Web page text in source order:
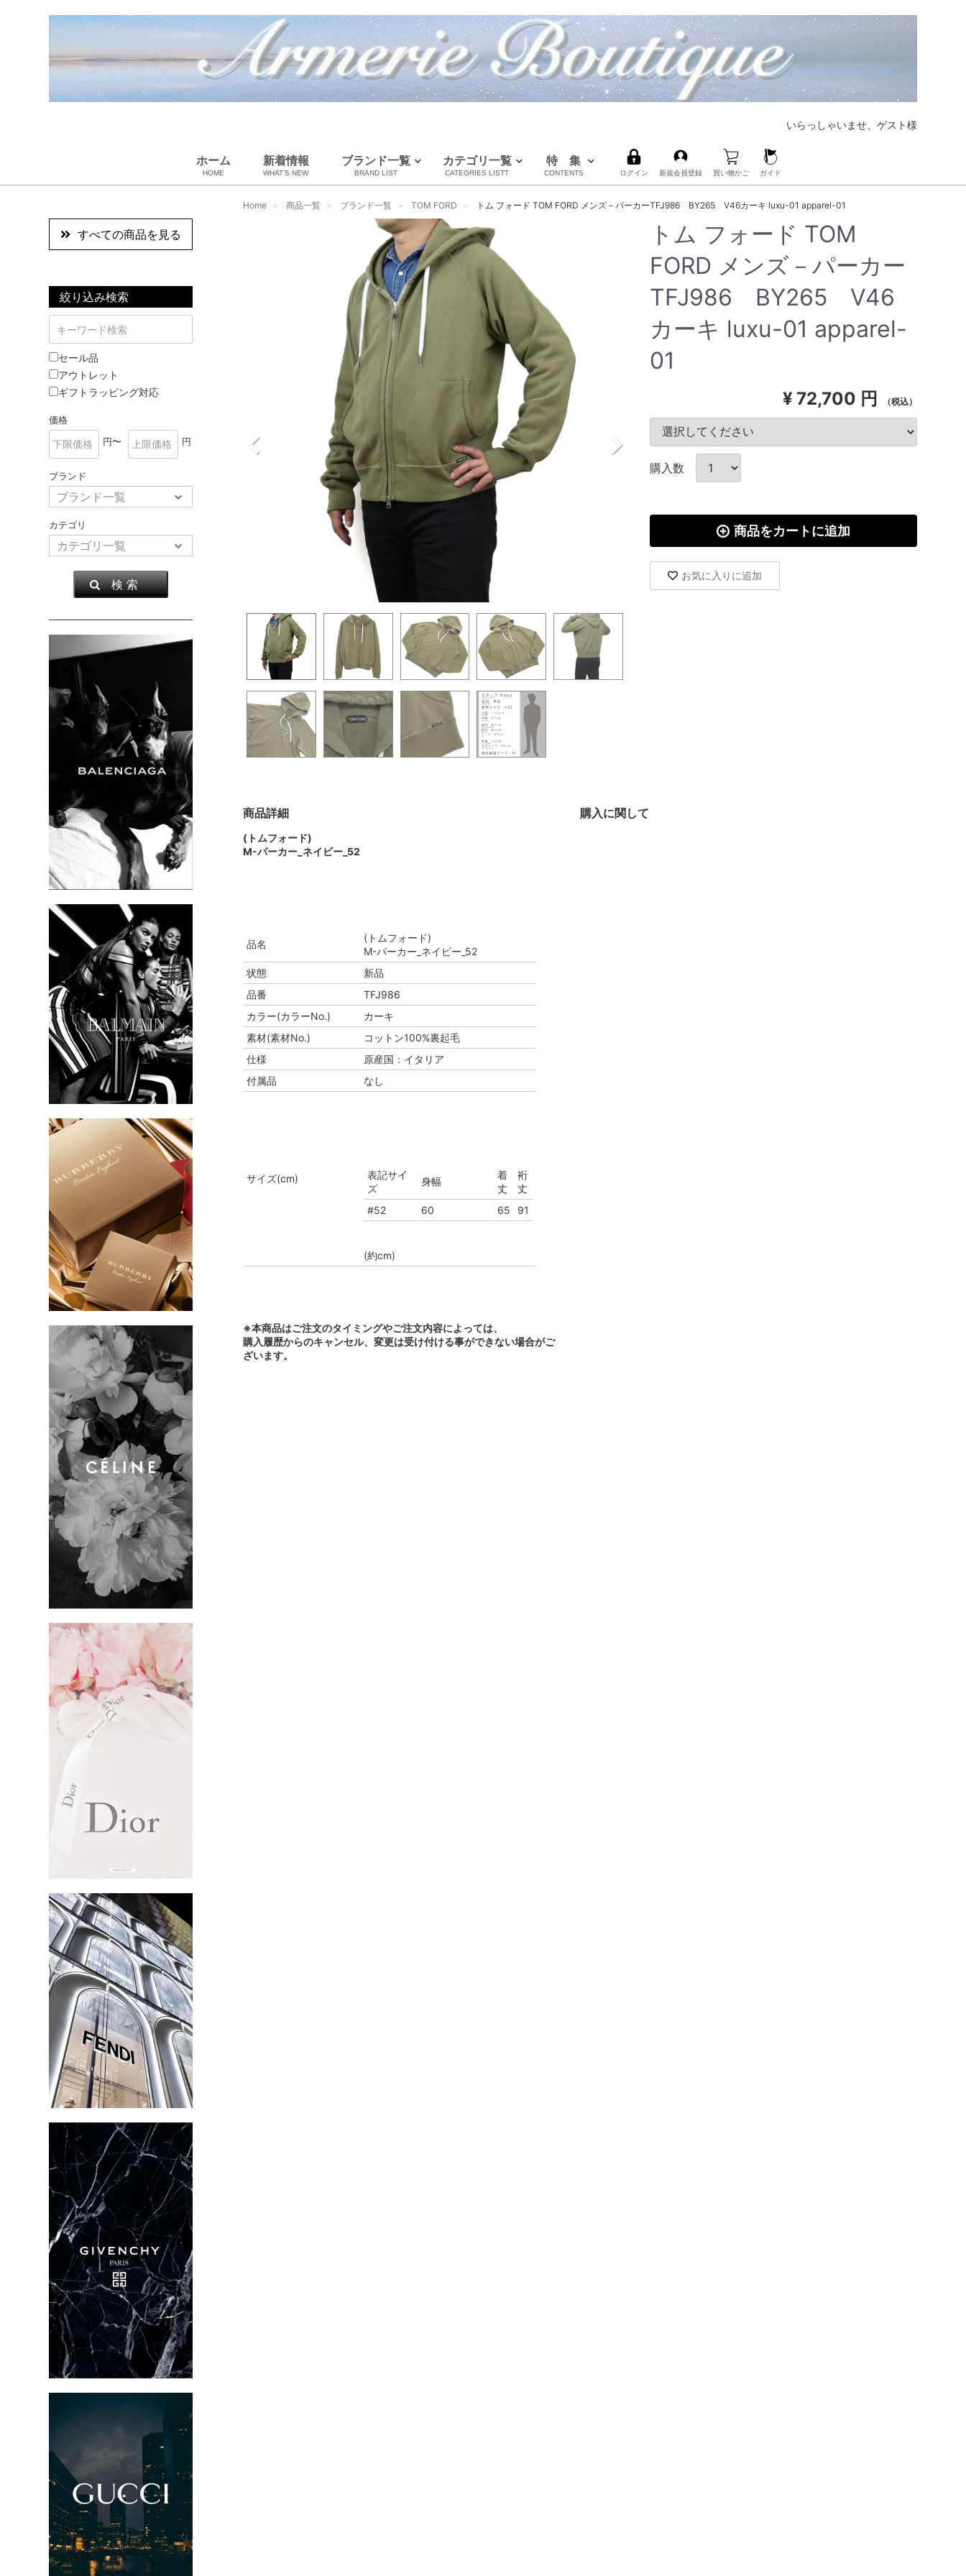
いらっしゃいませ、ゲスト様
ホーム
HOME
新着情報
WHAT'S NEW
ブランド一覧
BRAND LIST
ルイヴィトン
シャネル
エルメス
全てのブランドを見る
カテゴリ一覧
CATEGRIES LISTT
スカーフ・マフラー
ギフトラッピング
雑貨・その他
バッグ＆ポーチ
アロマ＆フレグランス
特 集
CONTENTS
【人気レザーアイテムも豊富にご用意‼︎】
【毎日の必需品もココなら揃う‼︎】
【ベビー・キッズアイテムもお任せ‼︎】
【人気ブランドのアイウェアも展開中‼︎】
【ブランドコスメ取扱いスタート‼︎】
【ブランド界の帝王、LOUIS VUITTONも展開中‼︎】【大人気のPOP Hアクセサリーが手に入るのはココだけ‼︎】
【大好評CHANELの人気バッグも展開中‼︎】
ログイン 新規会員登録 買い物かご ガイド
Home 商品一覧 ブランド一覧 TOM FORD トム フォード TOM FORD メンズ－パーカーTFJ986 BY265 V46カーキ luxu-01 apparel-01
すべての商品を見る
絞り込み検索
セール品
アウトレット
ギフトラッピング対応
価格
円〜
円
ブランド
カテゴリ
検 索
トム フォード TOM
FORD メンズ－パーカー
TFJ986 BY265 V46
カーキ luxu-01 apparel-
01
¥ 72,700 円 （税込）
購入数
商品をカートに追加
お気に入りに追加
商品詳細 購入に関して
(トムフォード)
M-パーカー_ネイビー_52
品名
(トムフォード)
M-パーカー_ネイビー_52
状態
新品
品番
TFJ986
カラー(カラーNo.)
カーキ
素材(素材No.)
コットン100%裏起毛
仕様
原産国：イタリア
付属品
なし
サイズ(cm)
表記サイ
ズ
身幅
着
丈
裄
丈
#52
60 65 91
(約cm)
※本商品はご注文のタイミングやご注文内容によっては、
購入履歴からのキャンセル、変更は受け付ける事ができない場合がご
ざいます。